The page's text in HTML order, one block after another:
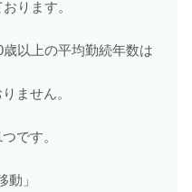
ります。
以上の平均勤続年数は
ません。
です。
動」